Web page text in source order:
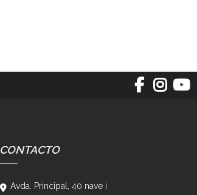
CONTACTO
Avda. Principal, 40 nave i